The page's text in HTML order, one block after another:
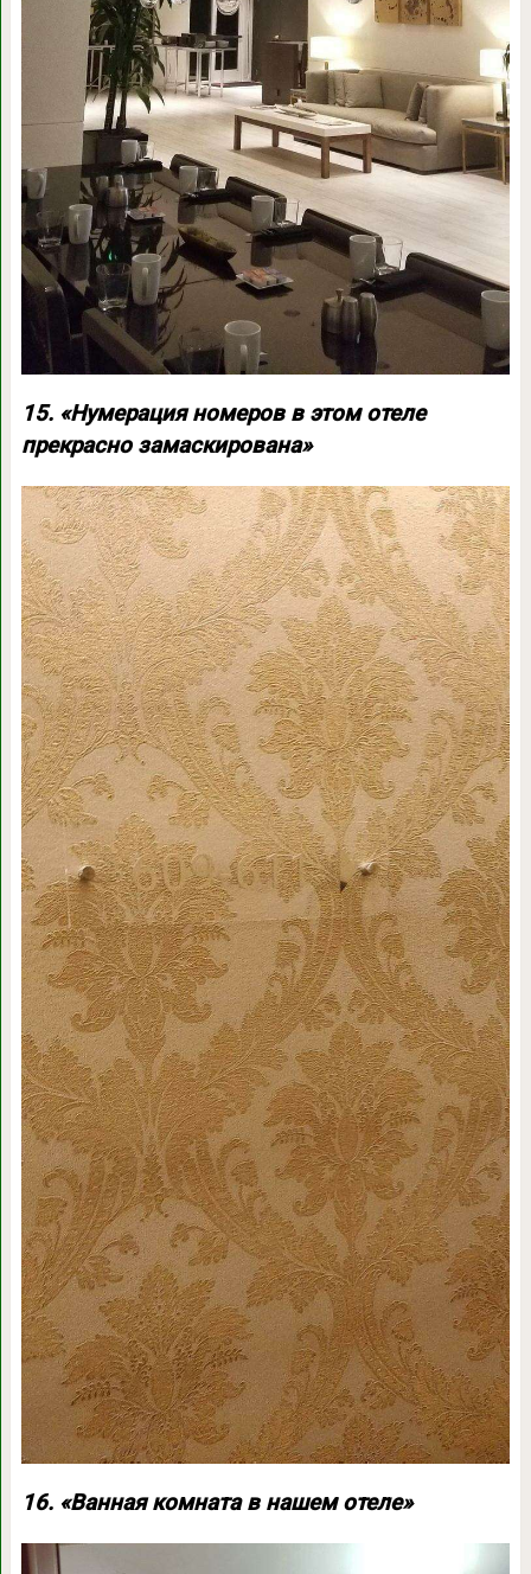
15. «Нумерация номеров в этом отеле
прекрасно замаскирована»
16. «Ванная комната в нашем отеле»